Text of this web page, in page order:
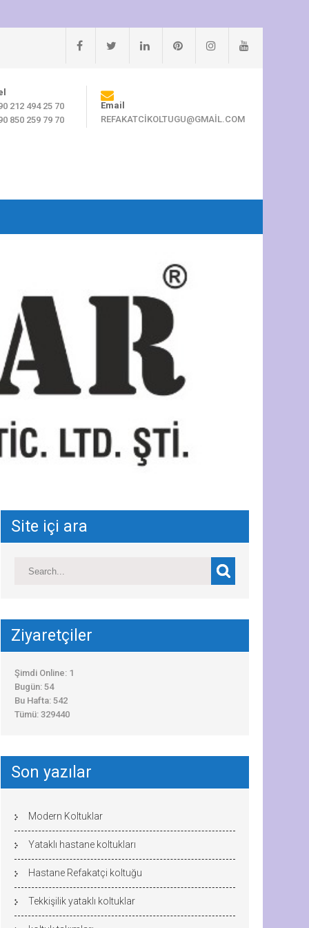
212 494 25 70
850 259 79 70
Email
REFAKATCIKOLTUGU@GMAIL.COM
Site içi ara
Ziyaretçiler
Şimdi Online: 1
Bugün: 54
Bu Hafta: 542
Tümü: 329440
Son yazılar
Modern Koltuklar
Yataklı hastane koltukları
Hastane Refakatçi koltuğu
Tekkişilik yataklı koltuklar